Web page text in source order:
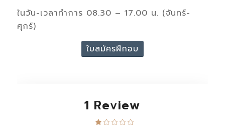
ในวัน-เวลาทำการ 08.30 – 17.00 น. (จันทร์-
ศุกร์)
ใบสมัครฝึกอบ
1 Review